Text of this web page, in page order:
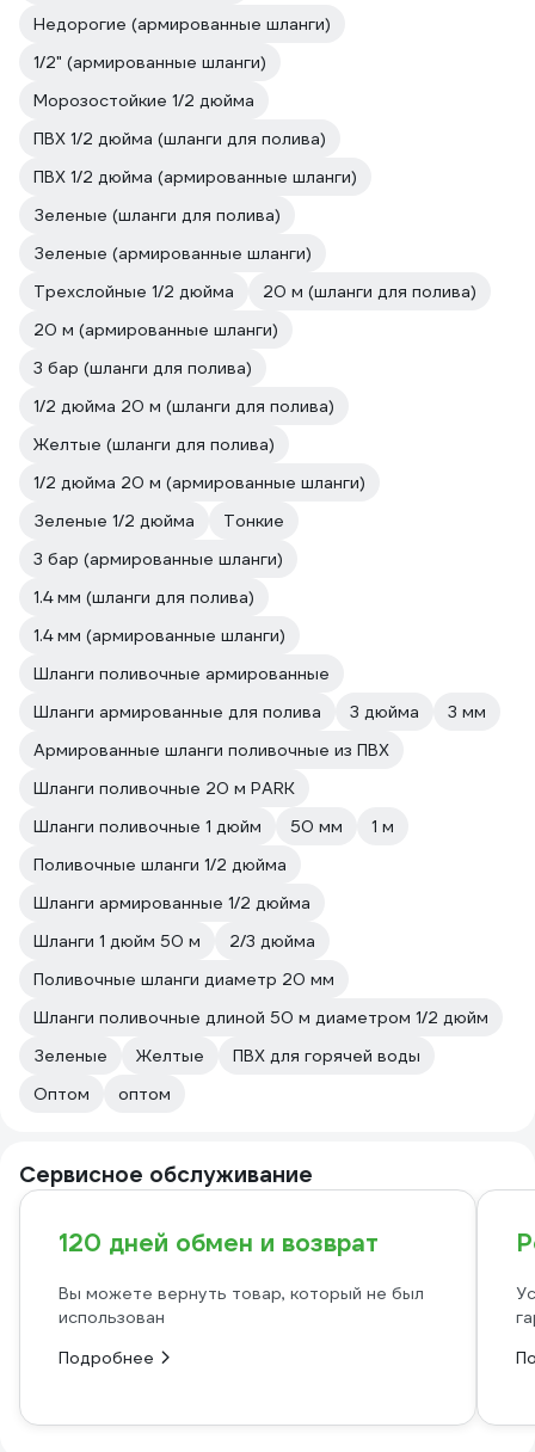
Недорогие (армированные шланги)
1/2" (армированные шланги)
Морозостойкие 1/2 дюйма
ПВХ 1/2 дюйма (шланги для полива)
ПВХ 1/2 дюйма (армированные шланги)
Зеленые (шланги для полива)
Зеленые (армированные шланги)
Трехслойные 1/2 дюйма
20 м (шланги для полива)
20 м (армированные шланги)
3 бар (шланги для полива)
1/2 дюйма 20 м (шланги для полива)
Желтые (шланги для полива)
1/2 дюйма 20 м (армированные шланги)
Зеленые 1/2 дюйма
Тонкие
3 бар (армированные шланги)
1.4 мм (шланги для полива)
1.4 мм (армированные шланги)
Шланги поливочные армированные
Шланги армированные для полива
3 дюйма
3 мм
Армированные шланги поливочные из ПВХ
Шланги поливочные 20 м PARK
Шланги поливочные 1 дюйм
50 мм
1 м
Поливочные шланги 1/2 дюйма
Шланги армированные 1/2 дюйма
Шланги 1 дюйм 50 м
2/3 дюйма
Поливочные шланги диаметр 20 мм
Шланги поливочные длиной 50 м диаметром 1/2 дюйм
Зеленые
Желтые
ПВХ для горячей воды
Оптом
оптом
Сервисное обслуживание
120 дней обмен и возврат
Вы можете вернуть товар, который не был
использован
Подробнее